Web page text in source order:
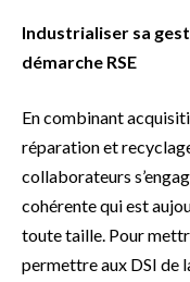
Industrialiser sa
démarche RSE
En combinant
réparation et
collaborateurs
cohérente qui est
toute taille. Pour
permettre aux DSI de